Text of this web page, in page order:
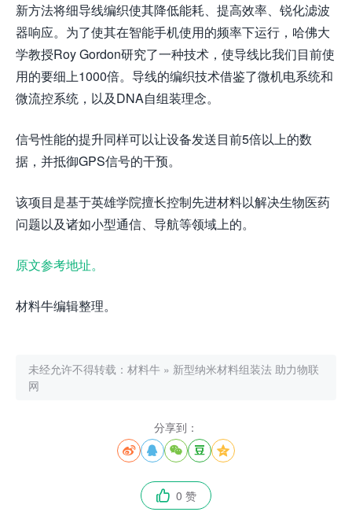
新方法将细导线编织使其降低能耗、提高效率、锐化滤波
器响应。为了使其在智能手机使用的频率下运行，哈佛大
学教授Roy Gordon研究了一种技术，使导线比我们目前使
用的要细上1000倍。导线的编织技术借鉴了微机电系统和
微流控系统，以及DNA自组装理念。
信号性能的提升同样可以让设备发送目前5倍以上的数
据，并抵御GPS信号的干预。
该项目是基于英雄学院擅长控制先进材料以解决生物医药
问题以及诸如小型通信、导航等领域上的。
原文参考地址。
材料牛编辑整理。
未经允许不得转载： 材料牛 » 新型纳米材料组装法 助力物联
网
分享到：
    
 0 赞